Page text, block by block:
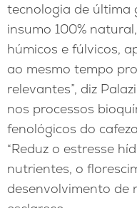
tecnologia de última
insumo 100%
húmicos e fúlvicos,
ao mesmo tempo
relevantes”, diz
nos processos
fenológicos do
“Reduz o estresse
nutrientes, o
desenvolvimento de